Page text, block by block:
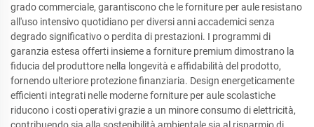
grado commerciale, garantiscono che le forniture per aule resistano
all'uso intensivo quotidiano per diversi anni accademici senza
degrado significativo o perdita di prestazioni. I programmi di
garanzia estesa offerti insieme a forniture premium dimostrano la
fiducia del produttore nella longevità e affidabilità del prodotto,
fornendo ulteriore protezione finanziaria. Design energeticamente
efficienti integrati nelle moderne forniture per aule scolastiche
riducono i costi operativi grazie a un minore consumo di elettricità,
contribuendo sia alla sostenibilità ambientale sia al risparmio di